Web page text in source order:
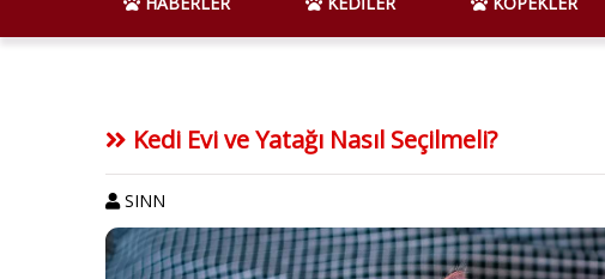
Kedi Evi ve Yatağı Nasıl Seçilmeli?
SINN